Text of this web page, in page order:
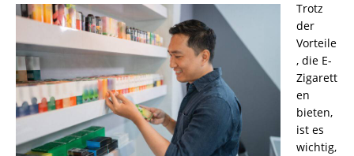
Trotz
der
Vorteile
, die E-
Zigarett
en
bieten,
ist es
wichtig,